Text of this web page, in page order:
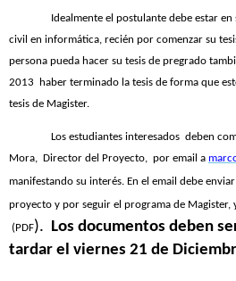
Idealmente el postulante debe estar
civil en informática, recién por comenzar su
persona pueda hacer su tesis de pregrado
2013
haber terminado la tesis de forma que
tesis de Magister.
Los estudiantes interesados deben
Mora,
Director del Proyecto, por email a
manifestando su interés. En el email debe
proyecto y por seguir el programa de Magister,
(PDF). Los documentos deben
tardar el viernes 21 de